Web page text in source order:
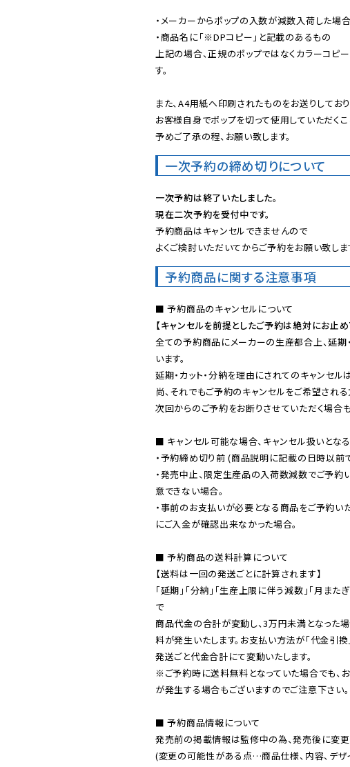
・メーカーからポップの入数が減数入荷した場合
・商品名に「※DPコピー」と記載のあるもの
上記の場合、正規のポップではなくカラーコピ
す。
また、A4用紙へ印刷されたものをお送りしており
お客様自身でポップを切って使用していただくこ
予めご了承の程、お願い致します。
一次予約の締め切りについて
一次予約は終了いたしました。
現在二次予約を受付中です。
予約商品はキャンセルできませんので
よくご検討いただいてからご予約をお願い致しま
予約商品に関する注意事項
【キャンセルを前提としたご予約は絶対にお止め
全ての予約商品にメーカーの生産都合上、延期
います。
延期・カット・分納を理由にされてのキャンセル
尚、それでもご予約のキャンセルをご希望される
次回からのご予約をお断りさせていただく場合も
■ キャンセル可能な場合、キャンセル扱いとな
・予約締め切り前 (商品説明に記載の日時以前
・発売中止、限定生産品の入荷数減数でご予約
意できない場合。
・事前のお支払いが必要となる商品をご予約い
にご入金が確認出来なかった場合。
■ 予約商品の送料計算について
【送料は一回の発送ごとに計算されます】
「延期」「分納」「生産上限に伴う減数」「月また
で
商品代金の合計が変動し、3万円未満となった
料が発生いたします。お支払い方法が「代金引換
※ご予約時に送料無料となっていた場合でも、
が発生する場合もございますのでご注意下さい。
■ 予約商品情報について
発売前の掲載情報は監修中の為、発売後に変更
(変更の可能性がある点…商品仕様、内容、デザ